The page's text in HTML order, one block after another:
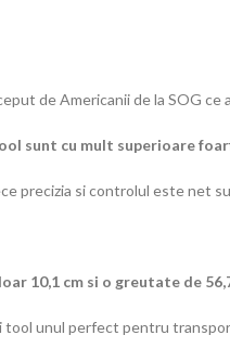
de Americanii de la SOG
sunt cu mult superioare
precizia si controlul este net
10,1 cm si o greutate de
unul perfect pentru